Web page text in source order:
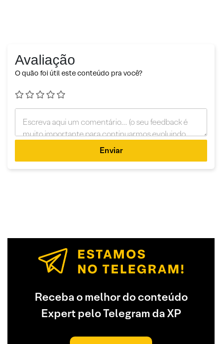
Avaliação
O quão foi útil este conteúdo pra você?
Enviar
Receba o melhor do conteúdo
Expert pelo Telegram da XP